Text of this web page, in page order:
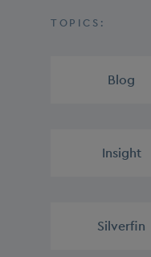
TOPICS:
Blog
Insight
Silverfin